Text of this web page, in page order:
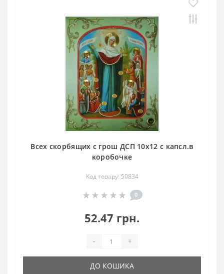
Всех скорбящих с грош ДСП 10х12 с капсл.в
коробочке
Код товару: 50834
0
52.47 грн.
- +
ДО КОШИКА